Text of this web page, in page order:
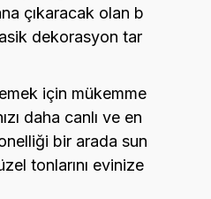
çıkaracak olan b
dekorasyon tar
için mükemme
daha canlı ve en
bir arada sun
tonlarını evinize